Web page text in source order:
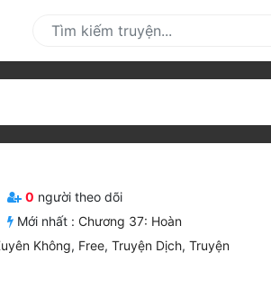
0 người theo dõi
Mới nhất :Chương 37: Hoàn
Không, Free, Truyện Dịch, Truyện